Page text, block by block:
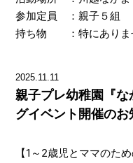
参加定員 ：親子５組
持ち物 ：特にありま
2025.11.11
親子プレ幼稚園『
グイベント開催のお
【1～2歳児とママのため